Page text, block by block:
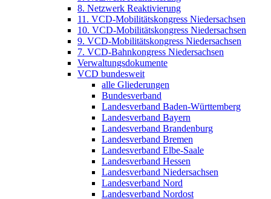
8. Netzwerk Reaktivierung
11. VCD-Mobilitätskongress Niedersachsen
10. VCD-Mobilitätskongress Niedersachsen
9. VCD-Mobilitätskongress Niedersachsen
7. VCD-Bahnkongress Niedersachsen
Verwaltungsdokumente
VCD bundesweit
alle Gliederungen
Bundesverband
Landesverband Baden-Württemberg
Landesverband Bayern
Landesverband Brandenburg
Landesverband Bremen
Landesverband Elbe-Saale
Landesverband Hessen
Landesverband Niedersachsen
Landesverband Nord
Landesverband Nordost